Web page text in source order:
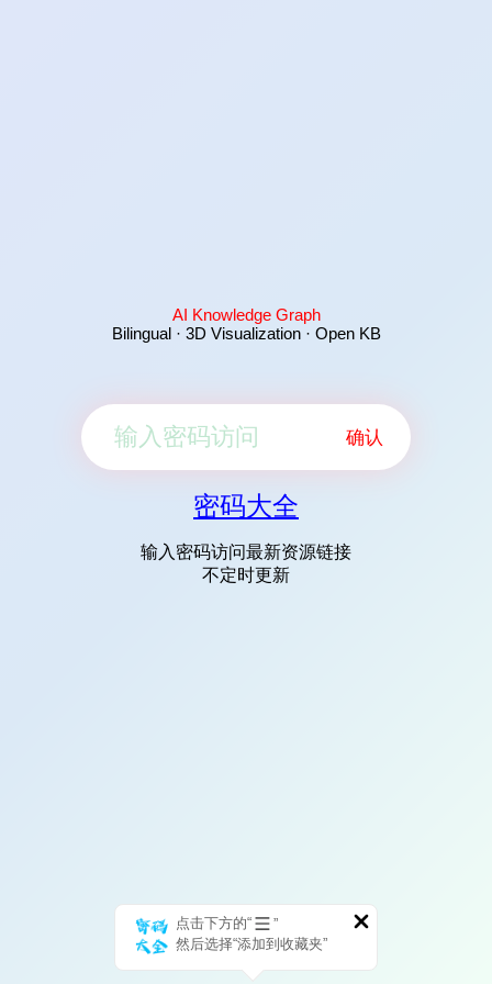
AI Knowledge Graph
Bilingual · 3D Visualization · Open KB
确认
密码大全
输入密码访问最新资源链接
不定时更新
点击下方的“
”
然后选择“添加到收藏夹”